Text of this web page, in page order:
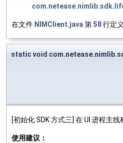
在文件 NIMClient.java第58行定
static void
[初始化 SDK 方式三] 在 UI 进程主
使用建议：